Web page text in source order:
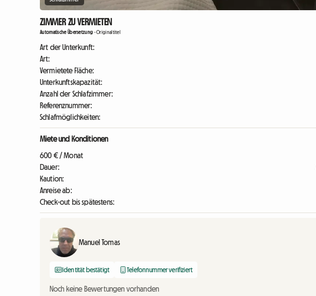
ZIMMER ZU VERMIETEN
Automatische Übersetzung -Originaltitel
Art der Unterkunft:
Art:
Vermietete Fläche:
Unterkunftskapazität:
Anzahl der Schlafzimmer:
Referenznummer:
Schlafmöglichkeiten:
Miete und Konditionen
600 € / Monat
Dauer:
Kaution:
Anreise ab:
Check-out bis spätestens:
Manuel Tomas
Identität bestätigt Telefonnummer verifiziert
Noch keine Bewertungen vorhanden